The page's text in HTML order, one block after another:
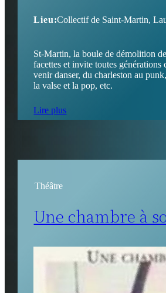
Lieu:Collectif de Saint-Martin,
St-Martin, la boule de démolition
facettes et invite toutes générations
venir danser, du charleston au
la valse et la pop, etc.
Lire plus
Théâtre
Une chambre à